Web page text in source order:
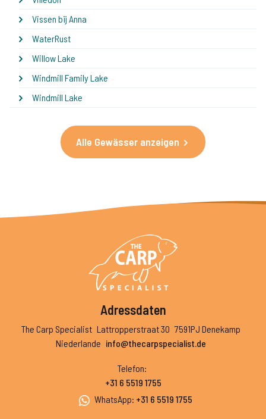
Vissen bij Anna
WaterRust
Willow Lake
Windmill Family Lake
Windmill Lake
Alle Gewässer anzeigen
Adressdaten
The Carp Specialist Lattropperstraat 30 7591PJ Denekamp
Niederlande info@thecarpspecialist.de
Telefon:
+31 6 5519 1755
WhatsApp: +31 6 5519 1755